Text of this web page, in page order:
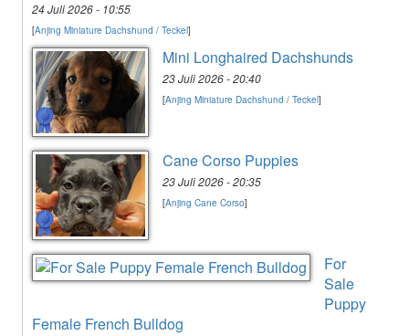
24 Juli 2026 - 10:55
[Anjing Miniature Dachshund / Teckel]
Mini Longhaired Dachshunds
23 Juli 2026 - 20:40
[Anjing Miniature Dachshund / Teckel]
Cane Corso Puppies
23 Juli 2026 - 20:35
[Anjing Cane Corso]
For
Sale
Puppy
Female French Bulldog